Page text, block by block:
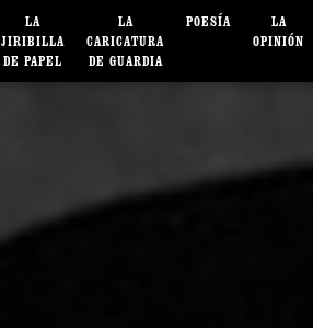
LA
JIRIBILLA
DE PAPEL
LA
CARICATURA
DE GUARDIA
POESÍA
LA
OPINIÓN